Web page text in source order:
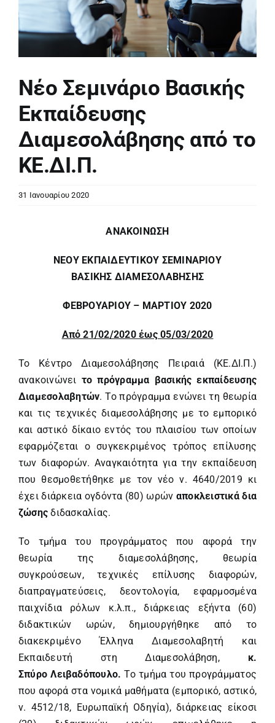
Νέο Σεμινάριο Βασικής
Εκπαίδευσης
Διαμεσολάβησης από το
ΚΕ.ΔΙ.Π.
31 Ιανουαρίου 2020
ΑΝΑΚΟΙΝΩΣΗ
ΝΕΟΥ ΕΚΠΑΙΔΕΥΤΙΚΟΥ ΣΕΜΙΝΑΡΙΟΥ
ΒΑΣΙΚΗΣ ΔΙΑΜΕΣΟΛΑΒΗΣΗΣ
ΦΕΒΡΟΥΑΡΙΟΥ – ΜΑΡΤΙΟΥ 2020
Από 21/02/2020 έως 05/03/2020
Το Κέντρο Διαμεσολάβησης Πειραιά (ΚΕ.ΔΙ.Π.)
ανακοινώνει το πρόγραμμα βασικής εκπαίδευσης
Διαμεσολαβητών. Το πρόγραμμα ενώνει τη θεωρία
και τις τεχνικές διαμεσολάβησης με το εμπορικό
και αστικό δίκαιο εντός του πλαισίου των οποίων
εφαρμόζεται ο συγκεκριμένος τρόπος επίλυσης
των διαφορών. Αναγκαιότητα για την εκπαίδευση
που θεσμοθετήθηκε με τον νέο ν. 4640/2019 κι
έχει διάρκεια ογδόντα (80) ωρών αποκλειστικά δια
ζώσης διδασκαλίας.
Το τμήμα του προγράμματος που αφορά την
θεωρία της διαμεσολάβησης, θεωρία
συγκρούσεων, τεχνικές επίλυσης διαφορών,
διαπραγματεύσεις, δεοντολογία, εφαρμοσμένα
παιχνίδια ρόλων κ.λ.π., διάρκειας εξήντα (60)
διδακτικών ωρών, δημιουργήθηκε από το
διακεκριμένο Έλληνα Διαμεσολαβητή και
Εκπαιδευτή στη Διαμεσολάβηση, κ.
Σπύρο Λειβαδόπουλο.Το τμήμα του προγράμματος
που αφορά στα νομικά μαθήματα (εμπορικό, αστικό,
ν. 4512/18, Ευρωπαϊκή Οδηγία), διάρκειας είκοσι